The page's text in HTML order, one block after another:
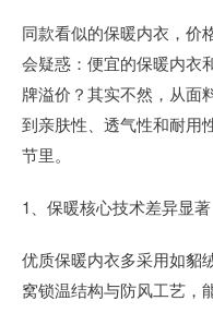
同款看似的保暖内衣，价
会疑惑：便宜的保暖内衣
牌溢价？其实不然，从面
到亲肤性、透气性和耐用
节里。
1、保暖核心技术差异显著
优质保暖内衣多采用如貂
窝锁温结构与防风工艺，